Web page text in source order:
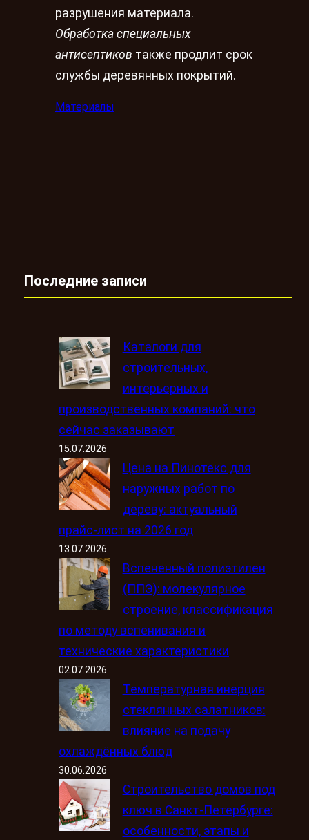
разрушения материала.
Обработка специальных
антисептиков также продлит срок
службы деревянных покрытий.
Материалы
Последние записи
Каталоги для
строительных,
интерьерных и
производственных компаний: что
сейчас заказывают
15.07.2026
Цена на Пинотекс для
наружных работ по
дереву: актуальный
прайс-лист на 2026 год
13.07.2026
Вспененный полиэтилен
(ППЭ): молекулярное
строение, классификация
по методу вспенивания и
технические характеристики
02.07.2026
Температурная инерция
стеклянных салатников:
влияние на подачу
охлаждённых блюд
30.06.2026
Строительство домов под
ключ в Санкт-Петербурге:
особенности, этапы и